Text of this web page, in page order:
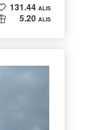
131.44 ALIS
5.20 ALIS